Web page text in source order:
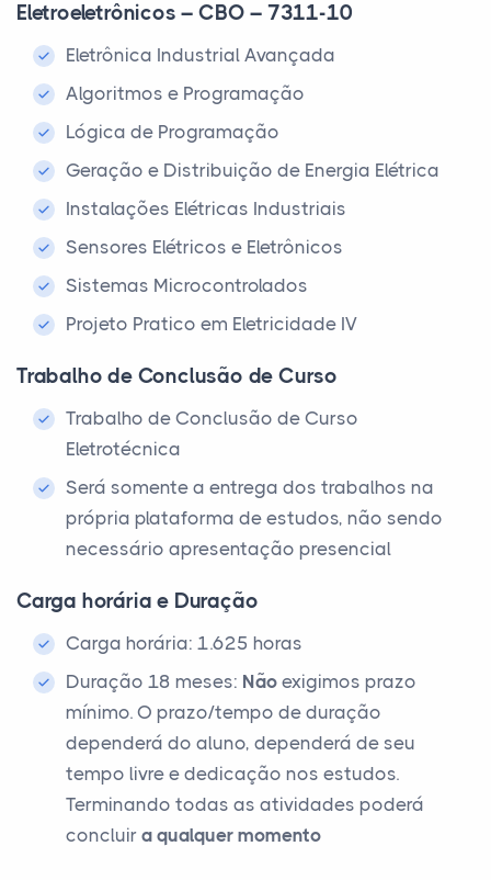
Eletroeletrônicos – CBO – 7311-10
Eletrônica Industrial Avançada
Algoritmos e Programação
Lógica de Programação
Geração e Distribuição de Energia Elétrica
Instalações Elétricas Industriais
Sensores Elétricos e Eletrônicos
Sistemas Microcontrolados
Projeto Pratico em Eletricidade IV
Trabalho de Conclusão de Curso
Trabalho de Conclusão de Curso
Eletrotécnica
Será somente a entrega dos trabalhos na
própria plataforma de estudos, não sendo
necessário apresentação presencial
Carga horária e Duração
Carga horária: 1.625 horas
Duração 18 meses: Não exigimos prazo
mínimo. O prazo/tempo de duração
dependerá do aluno, dependerá de seu
tempo livre e dedicação nos estudos.
Terminando todas as atividades poderá
concluir a qualquer momento